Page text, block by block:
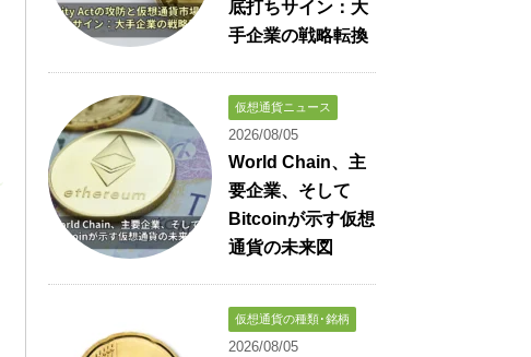
底打ちサイン：大
手企業の戦略転換
仮想通貨ニュース
2026/08/05
World Chain、主
要企業、そして
Bitcoinが示す仮想
通貨の未来図
仮想通貨の種類･銘柄
2026/08/05